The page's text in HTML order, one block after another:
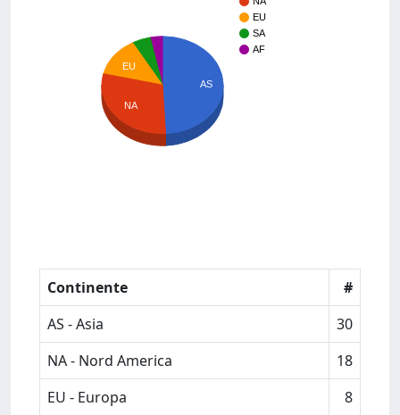
EU
SA
AF
AS
EU
NA
Continente
#
AS - Asia
30
NA - Nord America
18
EU - Europa
8